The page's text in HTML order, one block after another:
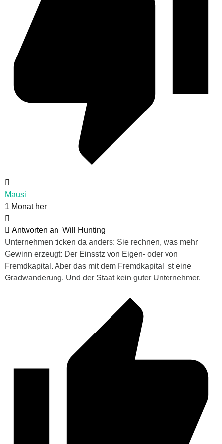
Mausi
1 Monat her
Antworten an Will Hunting
Unternehmen ticken da anders: Sie rechnen, was mehr
Gewinn erzeugt: Der Einsstz von Eigen- oder von
Fremdkapital. Aber das mit dem Fremdkapital ist eine
Gradwanderung. Und der Staat kein guter Unternehmer.